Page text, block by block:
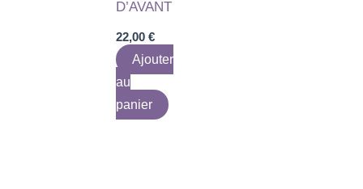
D’AVANT
22,00€
Ajouter
au
panier